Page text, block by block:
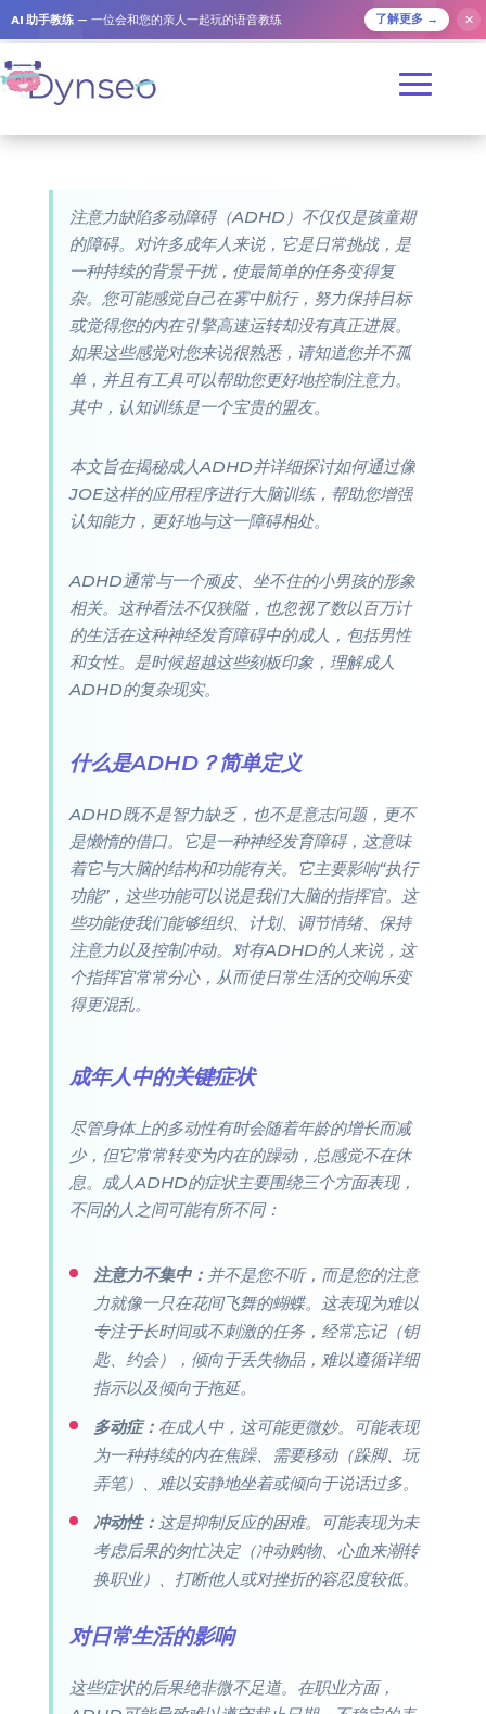
AI 助手教练 — 一位会和您的亲人一起玩的语音教练 了解更多 → ✕
注意力缺陷多动障碍（ADHD）不仅仅是孩童期
的障碍。对许多成年人来说，它是日常挑战，是
一种持续的背景干扰，使最简单的任务变得复
杂。您可能感觉自己在雾中航行，努力保持目标
或觉得您的内在引擎高速运转却没有真正进展。
如果这些感觉对您来说很熟悉，请知道您并不孤
单，并且有工具可以帮助您更好地控制注意力。
其中，认知训练是一个宝贵的盟友。
本文旨在揭秘成人ADHD并详细探讨如何通过像
JOE这样的应用程序进行大脑训练，帮助您增强
认知能力，更好地与这一障碍相处。
ADHD通常与一个顽皮、坐不住的小男孩的形象
相关。这种看法不仅狭隘，也忽视了数以百万计
的生活在这种神经发育障碍中的成人，包括男性
和女性。是时候超越这些刻板印象，理解成人
ADHD的复杂现实。
什么是ADHD？简单定义
ADHD既不是智力缺乏，也不是意志问题，更不
是懒惰的借口。它是一种神经发育障碍，这意味
着它与大脑的结构和功能有关。它主要影响“执行
功能”，这些功能可以说是我们大脑的指挥官。这
些功能使我们能够组织、计划、调节情绪、保持
注意力以及控制冲动。对有ADHD的人来说，这
个指挥官常常分心，从而使日常生活的交响乐变
得更混乱。
成年人中的关键症状
尽管身体上的多动性有时会随着年龄的增长而减
少，但它常常转变为内在的躁动，总感觉不在休
息。成人ADHD的症状主要围绕三个方面表现，
不同的人之间可能有所不同：
注意力不集中： 并不是您不听，而是您的注意
力就像一只在花间飞舞的蝴蝶。这表现为难以
专注于长时间或不刺激的任务，经常忘记（钥
匙、约会），倾向于丢失物品，难以遵循详细
指示以及倾向于拖延。
多动症： 在成人中，这可能更微妙。可能表现
为一种持续的内在焦躁、需要移动（跺脚、玩
弄笔）、难以安静地坐着或倾向于说话过多。
冲动性： 这是抑制反应的困难。可能表现为未
考虑后果的匆忙决定（冲动购物、心血来潮转
换职业）、打断他人或对挫折的容忍度较低。
对日常生活的影响
这些症状的后果绝非微不足道。在职业方面，